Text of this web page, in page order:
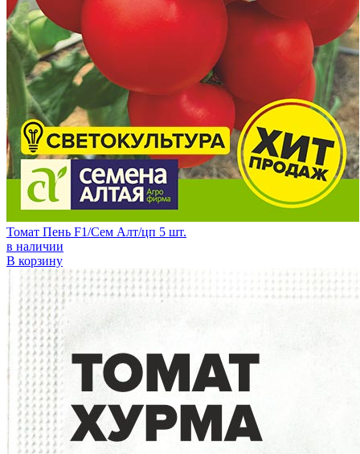
Томат Пень F1/Сем Алт/цп 5 шт.
в наличии
В корзину